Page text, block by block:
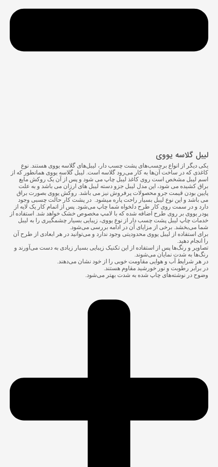
لیبل گلاسه یووی
یکی دیگر از انواع برچسب‌‎‌های پشت چسب دار، لیبل‌های گلاسه یووی هستند. نوع
کاغذی که در ساخت آن‌ها به کار می‌رود گلاسه است. لیبل گلاسه یووی همانطور که از
اسم لیبل مشخص است روی کاغذ لیبل چاپ می شود و پس از آن یک روکش مایع
براق کشیده می شود، این مدل لیبل جزو دسته لیبل های ارزان می باشد و به علت
پایین بودن قیمت جرو محصولات پرفروش نیز می باشد. روکش یووی بصورت براق
می باشد و این نوع لیبل بسیار راحت پاره میشود. در پشت کار حالت چسبی وجود
دارد و در سمت روی کار طرح دلخواه شما چاپ می‌شود. پس از اتمام کار یک لایه از
پودر یووی بر روی طرح اضافه شده که با لامپ مخصوص خشک خواهد شد. استفاده از
خدمات چاپ لیبل پشت چسب دار از نوع یووی، زیبایی بسیار چشمگیری را به لیبل
شما می‌بخشد. برخی از مزایای آن در ادامه بررسی می‌شود.
برای استفاده از لیبل یووی محدودیتی وجود ندارد و می‌توانید در هر ابعادی از طرح آن
را انجام دهید.
تصاویر و رنگ‌ها پس از استفاده از این تکنیک زیبایی بسیار زیادی به دست می‌آورند و
رنگ‌ها به شدت نمایان می‌شوند.
در هر شرایط آب و هوایی مقاومت خوبی را از خود نشان می‌دهند.
در برابر رطوبت و نور خورشید مقاوم هستند.
وضوح در نوشته‌های چاپ شده به شدت بهتر می‌شود.